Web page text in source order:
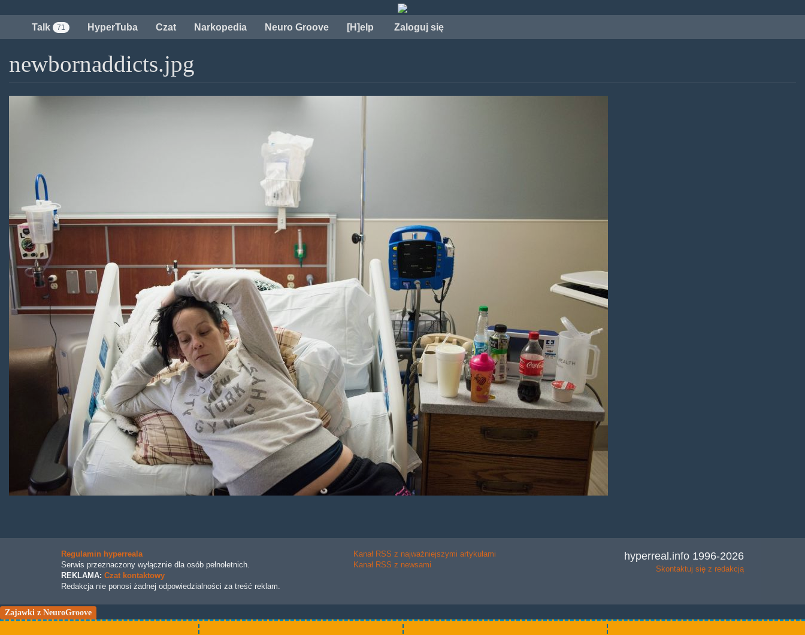
treści
Talk 71 HyperTuba Czat Narkopedia Neuro Groove [H]elp Zaloguj się
newbornaddicts.jpg
Regulamin hyperreala
Serwis przeznaczony wyłącznie dla osób pełnoletnich.
REKLAMA: Czat kontaktowy
Redakcja nie ponosi żadnej odpowiedzialności za treść reklam.
Kanał RSS z najważniejszymi artykułami
Kanał RSS z newsami
hyperreal.info 1996-2026
Skontaktuj się z redakcją
Zajawki z NeuroGroove